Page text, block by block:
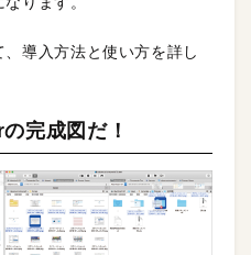
導入方法と使い方を詳し
完成図だ！